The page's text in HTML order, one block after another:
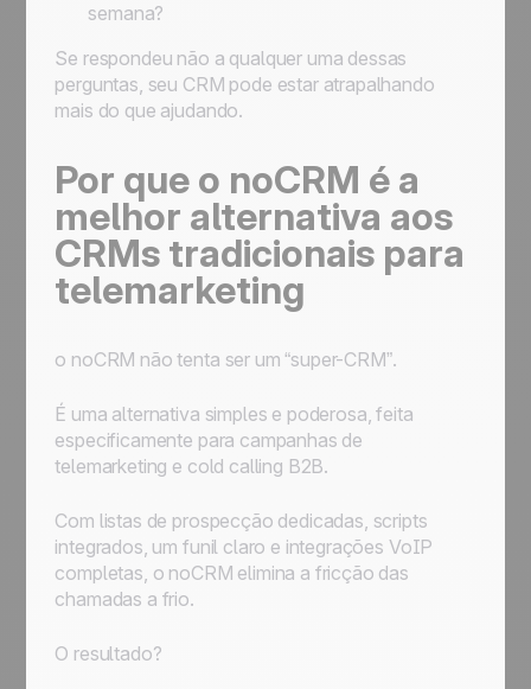
semana?
Se respondeu não a qualquer uma dessas
perguntas, seu CRM pode estar atrapalhando
mais do que ajudando.
Por que o noCRM é a
melhor alternativa aos
CRMs tradicionais para
telemarketing
o noCRM não tenta ser um “super-CRM”.
É uma alternativa simples e poderosa, feita
especificamente para campanhas de
telemarketing e cold calling B2B.
Com listas de prospecção dedicadas, scripts
integrados, um funil claro e integrações VoIP
completas, o noCRM elimina a fricção das
chamadas a frio.
O resultado?